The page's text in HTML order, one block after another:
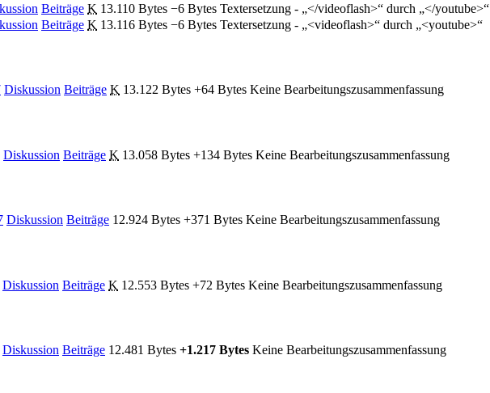
Beiträge K 13.110 Bytes −6 Bytes Textersetzung - „</videoflash>“ durch „</youtube>“
Beiträge K 13.116 Bytes −6 Bytes Textersetzung - „<videoflash>“ durch „<youtube>“
Diskussion Beiträge K 13.122 Bytes +64 Bytes Keine Bearbeitungszusammenfassung
Diskussion Beiträge K 13.058 Bytes +134 Bytes Keine Bearbeitungszusammenfassung
Diskussion Beiträge 12.924 Bytes +371 Bytes Keine Bearbeitungszusammenfassung
Diskussion Beiträge K 12.553 Bytes +72 Bytes Keine Bearbeitungszusammenfassung
Diskussion Beiträge 12.481 Bytes +1.217 Bytes Keine Bearbeitungszusammenfassung